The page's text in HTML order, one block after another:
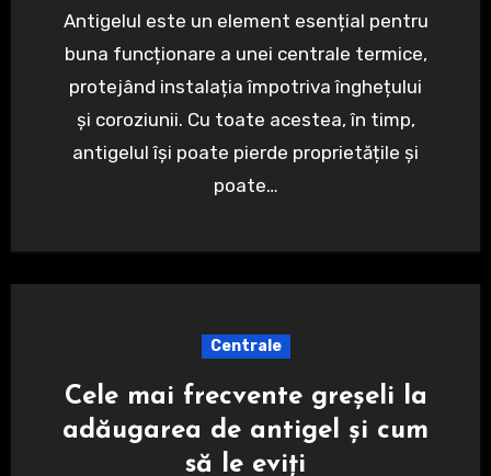
Antigelul este un element esențial pentru
buna funcționare a unei centrale termice,
protejând instalația împotriva înghețului
și coroziunii. Cu toate acestea, în timp,
antigelul își poate pierde proprietățile și
poate…
Centrale
Cele mai frecvente greșeli la
adăugarea de antigel și cum
să le eviți